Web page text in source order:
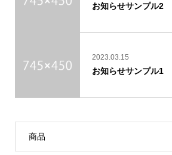
お知らせサンプル2
2023.03.15
お知らせサンプル1
商品